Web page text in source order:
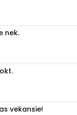
nek.
vekansie!